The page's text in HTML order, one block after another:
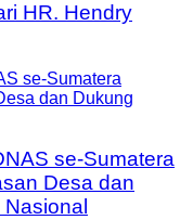
HR. Hendry
se-Sumatera
Desa dan